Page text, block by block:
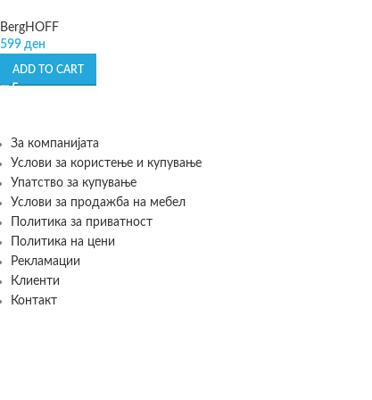
BergHOFF
599 ден
ADD TO CART
За компанијата
Услови за користење и купување
Упатство за купување
Услови за продажба на мебел
Политика за приватност
Политика на цени
Рекламации
Клиенти
Контакт